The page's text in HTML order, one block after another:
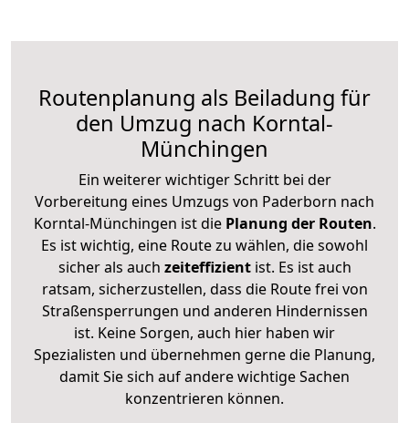
Routenplanung als Beiladung für
den Umzug nach Korntal-
Münchingen
Ein weiterer wichtiger Schritt bei der
Vorbereitung eines Umzugs von Paderborn nach
Korntal-Münchingen ist diePlanung der Routen.
Es ist wichtig, eine Route zu wählen, die sowohl
sicher als auch zeiteffizientist. Es ist auch
ratsam, sicherzustellen, dass die Route frei von
Straßensperrungen und anderen Hindernissen
ist. Keine Sorgen, auch hier haben wir
Spezialisten und übernehmen gerne die Planung,
damit Sie sich auf andere wichtige Sachen
konzentrieren können.